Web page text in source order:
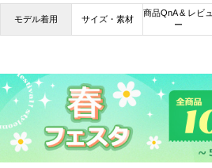
モデル着用 サイズ・素材
商品QnA & レビュ
ー